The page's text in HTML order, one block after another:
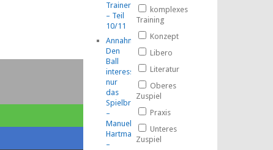
TrainerMOOC
– Teil
10/11
Annahme:
Den
Ball
interessiert
nur
das
Spielbrett!
–
Manuel
Hartmann
–
komplexes
Training
Konzept
Libero
Literatur
Oberes
Zuspiel
Praxis
Unteres
Zuspiel